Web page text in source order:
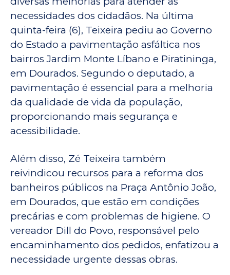
necessidades dos cidadãos. Na última
quinta-feira (6), Teixeira pediu ao Governo
do Estado a pavimentação asfáltica nos
bairros Jardim Monte Líbano e Piratininga,
em Dourados. Segundo o deputado, a
pavimentação é essencial para a melhoria
da qualidade de vida da população,
proporcionando mais segurança e
acessibilidade.
Além disso, Zé Teixeira também
reivindicou recursos para a reforma dos
banheiros públicos na Praça Antônio João,
em Dourados, que estão em condições
precárias e com problemas de higiene. O
vereador Dill do Povo, responsável pelo
encaminhamento dos pedidos, enfatizou a
necessidade urgente dessas obras.